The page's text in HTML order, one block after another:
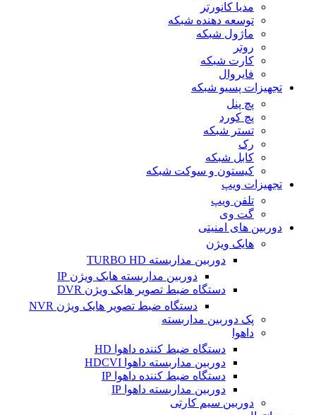
مدیا کانورتر
توسعه دهنده شبکه
ماژول شبکه
روتر
کارت شبکه
فایروال
تجهیزات پسیو شبکه
پچ پنل
پچ کورد
تستر شبکه
رک
کابل شبکه
کیستون و سوکت شبکه
تجهیزات ویپ
تلفن ویپ
گت وی
دوربین های امنیتی
هایک ویژن
دوربین مداربسته TURBO HD
دوربین مداربسته هایک ویژن IP
دستگاه ضبط تصویر هایک ویژن DVR
دستگاه ضبط تصویر هایک ویژن NVR
پک دوربین مداربسته
داهوا
دستگاه ضبط کننده داهوا HD
دوربین مداربسته داهوا HDCVI
دستگاه ضبط کننده داهوا IP
دوربین مداربسته داهوا IP
دوربین سیم کارتی